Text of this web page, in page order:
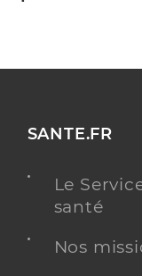
SANTE.FR
Le
santé
Nos